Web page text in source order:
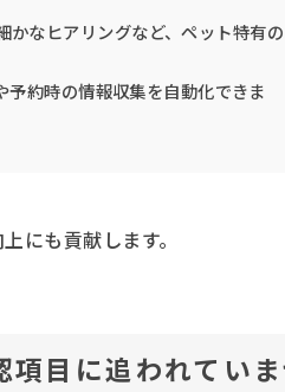
なヒアリングなど、ペット特有の
約時の情報収集を自動化できま
にも貢献します。
目に追われてい